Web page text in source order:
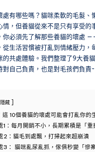
處有哪些嗎？貓咪柔軟的毛髮、
情，但養貓從來不是只有享受的
你必須先了解那些養貓的壞處
從生活習慣被打亂到情緒壓力，
的共處體驗。我們整理了9大養
對自己負責，也是對毛孩們負責~
隱藏
這 10個養貓的壞處可能會打亂你的
1：每月開銷不小，長期累積是「重
2：貓毛到處飄，打掃起來超崩潰
3： 貓咪亂尿亂抓，傢俱秒變「慘案